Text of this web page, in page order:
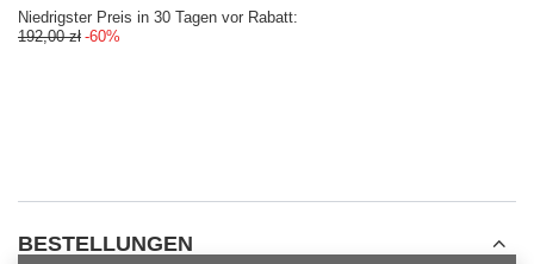
Niedrigster Preis in 30 Tagen vor Rabatt:
192,00 zł -60%
BESTELLUNGEN